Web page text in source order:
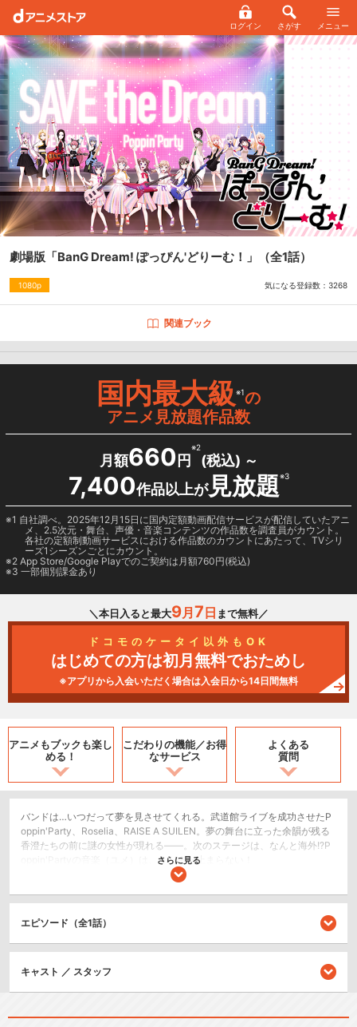
ログイン さがす メニュー
劇場版「BanG Dream! ぽっぴん'どりーむ！」 （全1話）
1080p 気になる登録数： 3268
関連ブック
国内最大級※1の
アニメ見放題作品数
月額660 円
※2
(税込) ～
7,400作品以上が見放題※3
1 自社調べ。2025年12月15日に国内定額動画配信サービスが配信していたアニ
メ、2.5次元・舞台、声優・音楽コンテンツの作品数を調査員がカウント。
各社の定額制動画サービスにおける作品数のカウントにあたって、TVシリ
ーズ1シーズンごとにカウント。
2 App Store/Google Playでのご契約は月額760円(税込)
3 一部個別課金あり
＼本日入ると最大9月 7 日 まで無料／
ドコモのケータイ以外もOK
はじめての方は初月無料でおためし
※アプリから入会いただく場合は入会日から14日間無料
アニメもブックも楽し
める！
こだわりの機能／お得
なサービス
よくある
質問
バンドは…いつだって夢を見させてくれる。武道館ライブを成功させたP
oppin'Party、Roselia、RAISE A SUILEN。夢の舞台に立った余韻が残る
香澄たちの前に謎の女性が現れる――。次のステージは、なんと海外!?P
oppin'Partyの音楽（ユメ）は、まだまだ止まらない！
シリーズ／関連のアニメ作品
さらに見る
エピソード（全1話）
キャスト ／ スタッフ